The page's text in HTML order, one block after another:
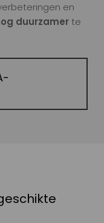
en
duurzamerte